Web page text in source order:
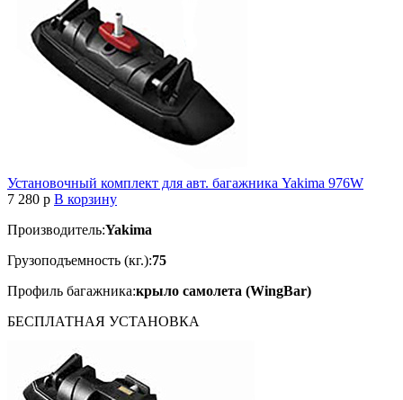
Установочный комплект для авт. багажника Yakima 976W
7 280 p В корзину
Производитель:Yakima
Грузоподъемность (кг.):75
Профиль багажника:крыло самолета (WingBar)
БЕСПЛАТНАЯ УСТАНОВКА